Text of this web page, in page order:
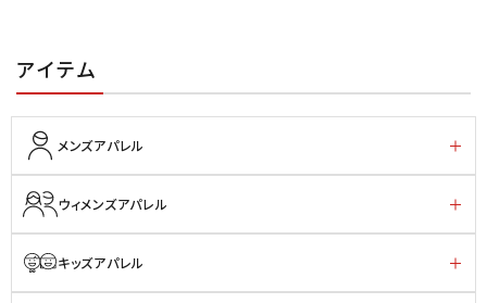
アイテム
メンズアパレル
ウィメンズアパレル
キッズアパレル